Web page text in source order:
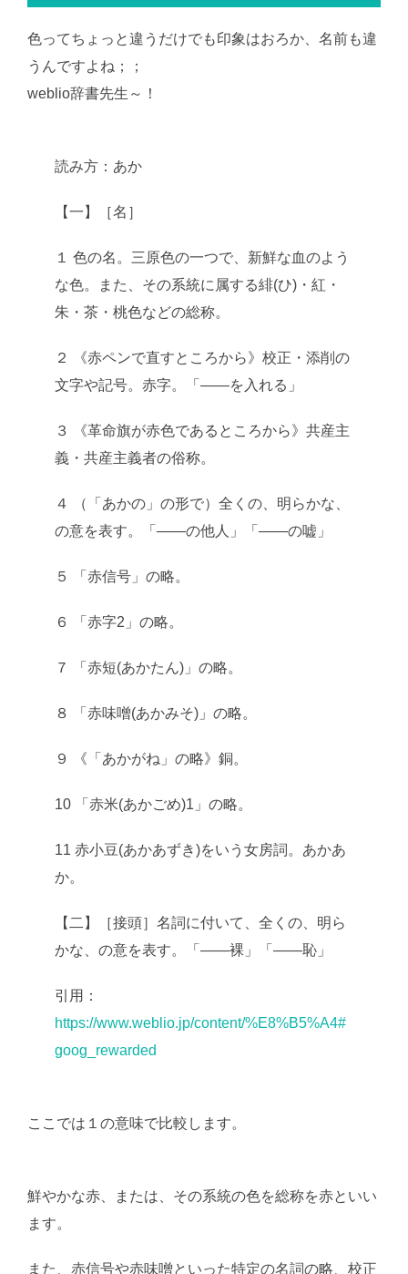
色ってちょっと違うだけでも印象はおろか、名前も違
うんですよね；；
weblio辞書先生～！
読み方：あか
【一】［名］
１ 色の名。三原色の一つで、新鮮な血のよう
な色。また、その系統に属する緋(ひ)・紅・
朱・茶・桃色などの総称。
２ 《赤ペンで直すところから》校正・添削の
文字や記号。赤字。「――を入れる」
３ 《革命旗が赤色であるところから》共産主
義・共産主義者の俗称。
４ （「あかの」の形で）全くの、明らかな、
の意を表す。「――の他人」「――の嘘」
５ 「赤信号」の略。
６ 「赤字2」の略。
７ 「赤短(あかたん)」の略。
８ 「赤味噌(あかみそ)」の略。
９ 《「あかがね」の略》銅。
10 「赤米(あかごめ)1」の略。
11 赤小豆(あかあずき)をいう女房詞。あかあ
か。
【二】［接頭］名詞に付いて、全くの、明ら
かな、の意を表す。「――裸」「――恥」
引用：
https://www.weblio.jp/content/%E8%B5%A4#
goog_rewarded
ここでは１の意味で比較します。
鮮やかな赤、または、その系統の色を総称を赤といい
ます。
また、赤信号や赤味噌といった特定の名詞の略、校正